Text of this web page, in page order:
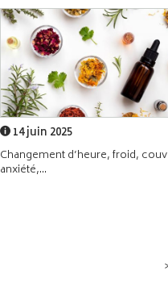
14 juin 2025
Changement d’heure, froid,
anxiété,...